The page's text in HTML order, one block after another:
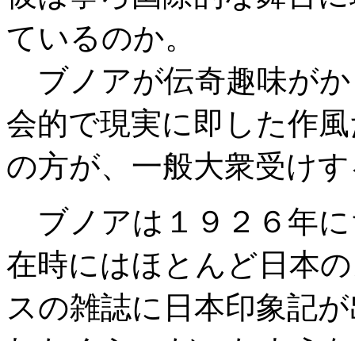
ているのか。
ブノアが伝奇趣味が
会的で現実に即した作
の方が、一般大衆受け
ブノアは１９２６年
在時にはほとんど日本
スの雑誌に日本印象記